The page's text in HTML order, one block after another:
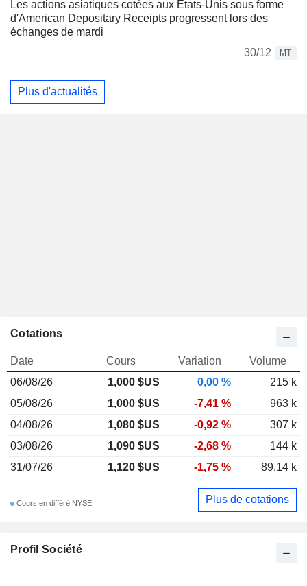
Les actions asiatiques cotées aux États-Unis sous forme
d'American Depositary Receipts progressent lors des
échanges de mardi
30/12
MT
Plus d'actualités
Profil Société
Cotations
Date Cours Variation
Volume
06/08/26
1,000 $US 0,00 %
215 k
05/08/26
1,000 $US -7,41 %
963 k
04/08/26
1,080 $US -0,92 %
307 k
03/08/26
1,090 $US -2,68 %
144 k
31/07/26
1,120 $US -1,75 % 89,14 k
Cours en différé NYSE Plus de cotations